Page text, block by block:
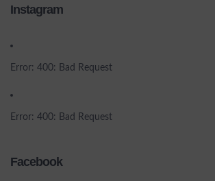
Instagram
Error: 400: Bad Request
Error: 400: Bad Request
Facebook